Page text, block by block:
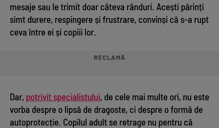
mesaje sau le trimit doar câteva rânduri. Acești părinți
simt durere, respingere și frustrare, convinși că s-a rupt
ceva între ei și copiii lor.
RECLAMĂ
Dar, potrivit specialistului, de cele mai multe ori, nu este
vorba despre o lipsă de dragoste, ci despre o formă de
autoprotecție. Copilul adult se retrage nu pentru că